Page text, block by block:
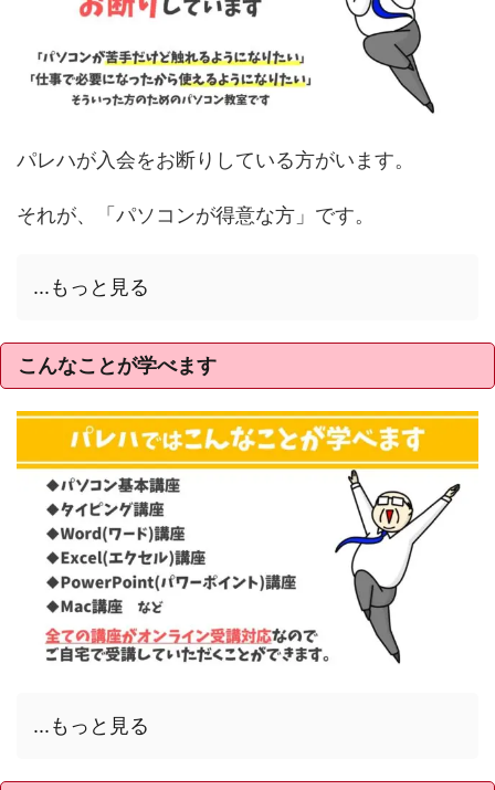
パレハが入会をお断りしている方がいます。
それが、「パソコンが得意な方」です。
...もっと見る
こんなことが学べます
...もっと見る